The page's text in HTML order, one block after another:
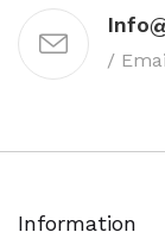
/
Information